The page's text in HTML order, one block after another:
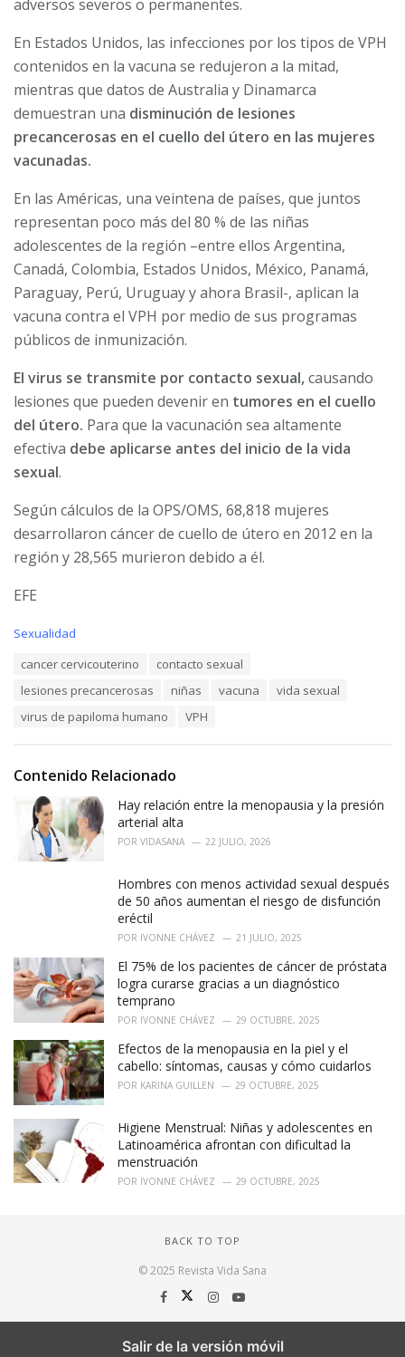
adversos severos o permanentes.
En Estados Unidos, las infecciones por los tipos de VPH
contenidos en la vacuna se redujeron a la mitad,
mientras que datos de Australia y Dinamarca
demuestran una disminución de lesiones
precancerosas en el cuello del útero en las mujeres
vacunadas.
En las Américas, una veintena de países, que juntos
representan poco más del 80 % de las niñas
adolescentes de la región –entre ellos Argentina,
Canadá, Colombia, Estados Unidos, México, Panamá,
Paraguay, Perú, Uruguay y ahora Brasil-, aplican la
vacuna contra el VPH por medio de sus programas
públicos de inmunización.
El virus se transmite por contacto sexual,causando
lesiones que pueden devenir en tumores en el cuello
del útero. Para que la vacunación sea altamente
efectiva debe aplicarse antes del inicio de la vida
sexual.
Según cálculos de la OPS/OMS, 68,818 mujeres
desarrollaron cáncer de cuello de útero en 2012 en la
región y 28,565 murieron debido a él.
EFE
C
s
Sexualidad
cancer cervicouterino
contacto sexual
lesiones precancerosas
niñas vacuna
vida sexual
virus de papiloma humano
VPH
Contenido Relacionado
Hay relación entre la menopausia y la presión
arterial alta
POR VIDASANA 22 JULIO, 2026
Hombres con menos actividad sexual después
de 50 años aumentan el riesgo de disfunción
eréctil
POR IVONNE CHÁVEZ 21 JULIO, 2025
El 75% de los pacientes de cáncer de próstata
logra curarse gracias a un diagnóstico
temprano
POR IVONNE CHÁVEZ 29 OCTUBRE, 2025
Efectos de la menopausia en la piel y el
cabello: síntomas, causas y cómo cuidarlos
POR KARINA GUILLEN 29 OCTUBRE, 2025
Higiene Menstrual: Niñas y adolescentes en
Latinoamérica afrontan con dificultad la
menstruación
POR IVONNE CHÁVEZ 29 OCTUBRE, 2025
BACK TO TOP
© 2025 Revista Vida Sana
Salir de la versión móvil